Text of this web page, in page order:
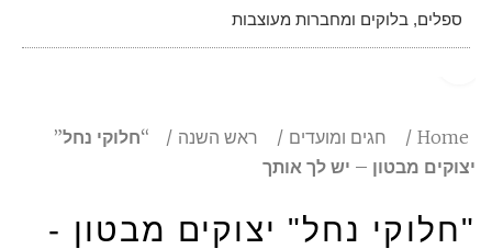
ספלים, בלוקים ומחברות מעוצבות
Home חגים ומועדים ראש השנה
“חלוקי נחל”
יצוקים מבטון – יש לך אותך
"חלוקי נחל" יצוקים מבטון -